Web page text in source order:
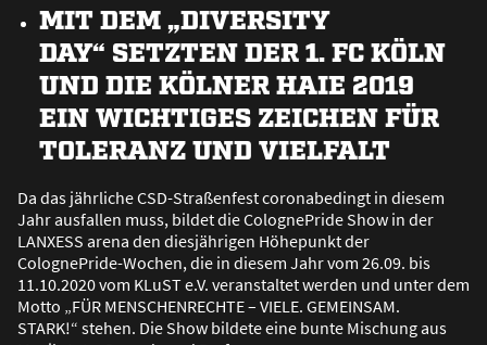
MIT DEM „DIVERSITY
DAY“ SETZTEN DER 1. FC KÖLN
UND DIE KÖLNER HAIE 2019
EIN WICHTIGES ZEICHEN FÜR
TOLERANZ UND VIELFALT
Da das jährliche CSD-Straßenfest coronabedingt in diesem
Jahr ausfallen muss, bildet die ColognePride Show in der
LANXESS arena den diesjährigen Höhepunkt der
ColognePride-Wochen, die in diesem Jahr vom 26.09. bis
11.10.2020 vom KLuST e.V. veranstaltet werden und unter dem
Motto „FÜR MENSCHENRECHTE – VIELE. GEMEINSAM.
STARK!“ stehen. Die Show bildete eine bunte Mischung aus